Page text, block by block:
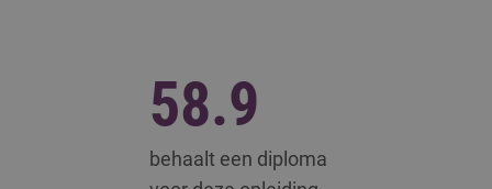
58.9
behaalt een diploma